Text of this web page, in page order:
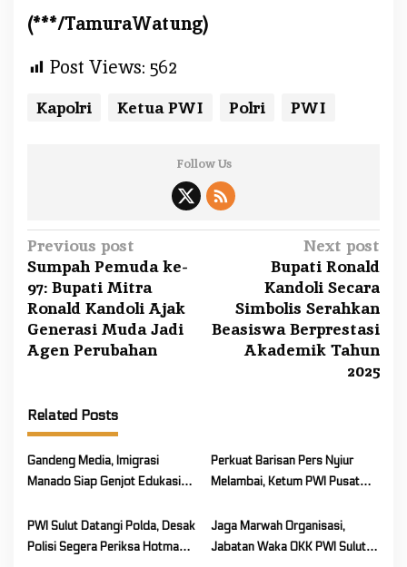
(***/TamuraWatung)
Post Views: 562
Kapolri Ketua PWI Polri PWI
Follow Us
P
o
s
t
n
i
g
a
i
o
Previous post
Sumpah Pemuda ke-
97: Bupati Mitra
Ronald Kandoli Ajak
Generasi Muda Jadi
Agen Perubahan
Next post
Bupati Ronald
Kandoli Secara
Simbolis Serahkan
Beasiswa Berprestasi
Akademik Tahun
2025
Related Posts
Gandeng Media, Imigrasi
Manado Siap Genjot Edukasi
Sulut
Perkuat Barisan Pers Nyiur
Melambai, Ketum PWI Pusat
PWI Sulut Datangi Polda, Desak
Polisi Segera Periksa Hotman
Jaga Marwah Organisasi,
Jabatan Waka OKK PWI Sulut